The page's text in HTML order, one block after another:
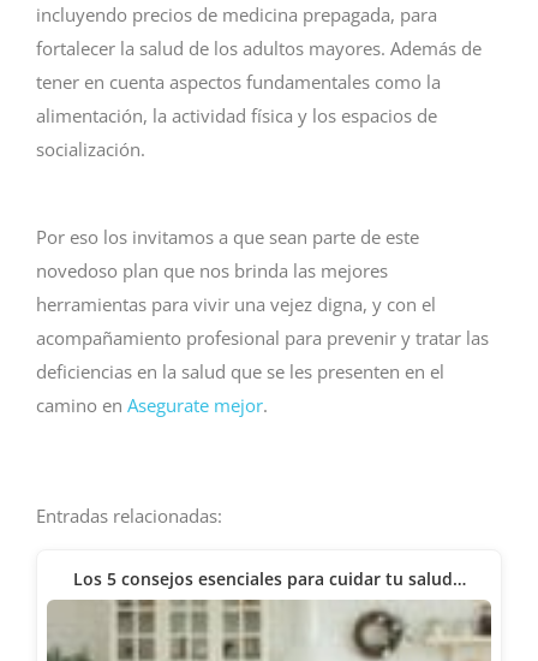
incluyendo precios de medicina prepagada, para
fortalecer la salud de los adultos mayores. Además de
tener en cuenta aspectos fundamentales como la
alimentación, la actividad física y los espacios de
socialización.
Por eso los invitamos a que sean parte de este
novedoso plan que nos brinda las mejores
herramientas para vivir una vejez digna, y con el
acompañamiento profesional para prevenir y tratar las
deficiencias en la salud que se les presenten en el
camino en Asegurate mejor.
Entradas relacionadas:
Los 5 consejos esenciales para cuidar tu salud…